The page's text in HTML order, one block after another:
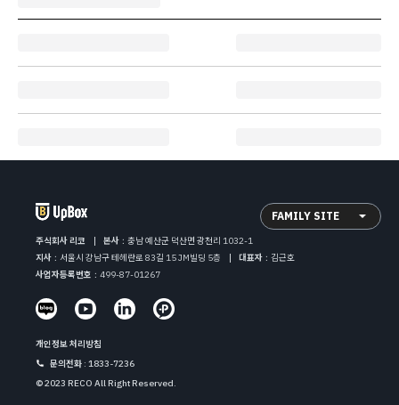
주식회사 리코 본사 : 충남 예산군 덕산면 광천리 1032-1
지사 : 서울시 강남구 테헤란로 83길 15 JM빌딩 5층 대표자 : 김근호
사업자등록번호 : 499-87-01267
FAMILY SITE
개인정보 처리방침
문의전화 : 1833-7236
© 2023 RECO All Right Reserved.